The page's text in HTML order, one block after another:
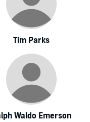
Tim Parks
Waldo Emerson